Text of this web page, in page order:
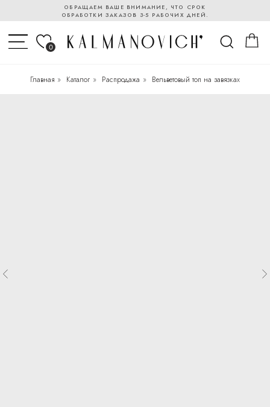
ОБРАЩАЕМ ВАШЕ ВНИМАНИЕ, ЧТО СРОК
ОБРАБОТКИ ЗАКАЗОВ 3-5 РАБОЧИХ ДНЕЙ.
0
Главная » Каталог » Распродажа » Вельветовый топ на завязках